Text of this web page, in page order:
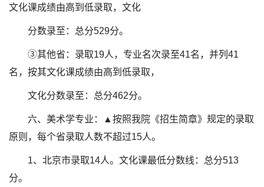
文化课成绩由高到低录取，文化
分数录至：总分529分。
③其他省：录取19人，专业名次录至41名，并列41
名，按其文化课成绩由高到低录取，
文化分数录至：总分462分。
六、美术学专业：▲按照我院《招生简章》规定的录取
原则，每个省录取人数不超过15人。
1、北京市录取14人。文化课最低分数线：总分513
分。